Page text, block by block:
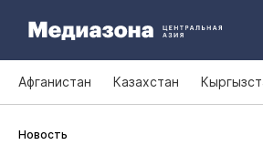
Афганистан Казахстан
Новость